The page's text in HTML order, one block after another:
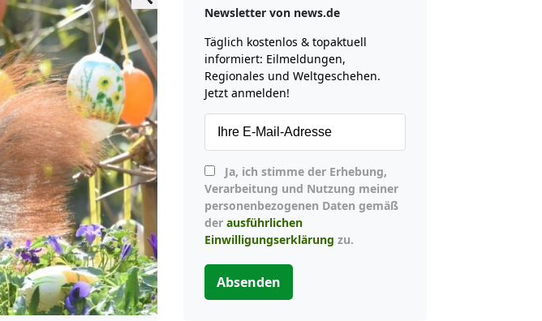
Newsletter von news.de
Täglich kostenlos & topaktuell
informiert: Eilmeldungen,
Regionales und Weltgeschehen.
Jetzt anmelden!
Verarbeitung und Nutzung meiner
personenbezogenen Daten gemäß
der ausführlichen
Einwilligungserklärung zu.
Absenden